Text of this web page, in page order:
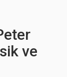
ve